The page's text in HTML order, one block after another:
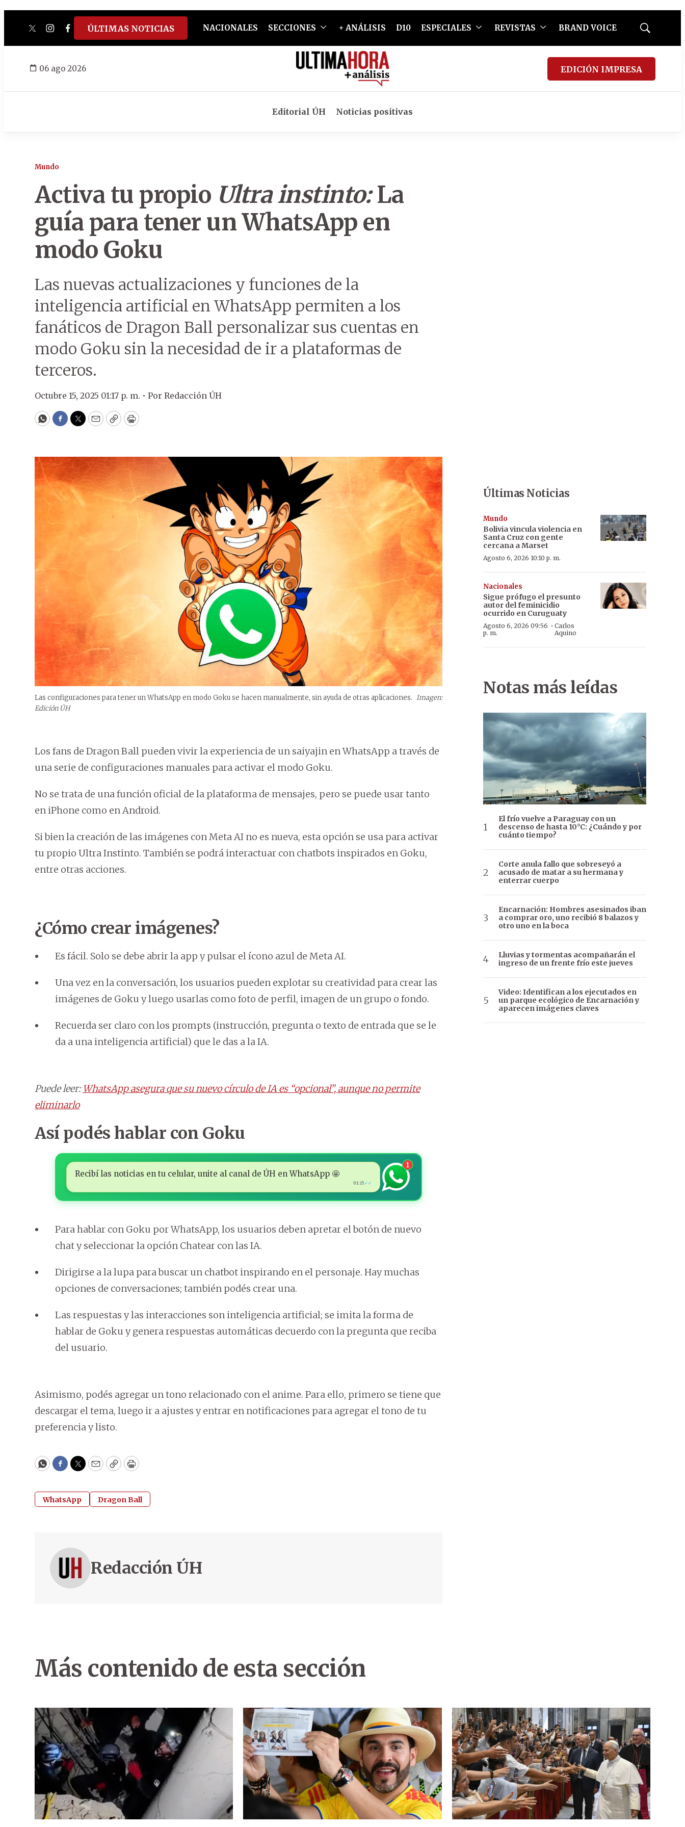
twitterinstagram
facebook
tiktokyoutube
spotify
ÚLTIMAS NOTICIAS NACIONALES SECCIONES + ANÁLISIS D10 ESPECIALES REVISTAS BRAND VOICE
Mostrar
06 ago 2026 EDICIÓN IMPRESA
Editorial ÚH Noticias positivas
Mundo
Activa tu propio Ultra instinto:La
guía para tener un WhatsApp en
modo Goku
Las nuevas actualizaciones y funciones de la
inteligencia artificial en WhatsApp permiten a los
fanáticos de Dragon Ball personalizar sus cuentas en
modo Goku sin la necesidad de ir a plataformas de
terceros.
Octubre 15, 2025 01:17 p. m. • Por Redacción ÚH
WhatsApp
Facebook
Twitter
EmailCopyPrint
Las configuraciones para tener un WhatsApp en modo Goku se hacen manualmente, sin ayuda de otras aplicaciones. Imagen:
Edición ÚH
Los fans de Dragon Ball pueden vivir la experiencia de un saiyajin en WhatsApp a través de
una serie de configuraciones manuales para activar el modo Goku.
No se trata de una función oficial de la plataforma de mensajes, pero se puede usar tanto
en iPhone como en Android.
Si bien la creación de las imágenes con Meta AI no es nueva, esta opción se usa para activar
tu propio Ultra Instinto. También se podrá interactuar con chatbots inspirados en Goku,
entre otras acciones.
¿Cómo crear imágenes?
Es fácil. Solo se debe abrir la app y pulsar el ícono azul de Meta AI.
Una vez en la conversación, los usuarios pueden explotar su creatividad para crear las
imágenes de Goku y luego usarlas como foto de perfil, imagen de un grupo o fondo.
Recuerda ser claro con los prompts (instrucción, pregunta o texto de entrada que se le
da a una inteligencia artificial) que le das a la IA.
Puede leer: WhatsApp asegura que su nuevo círculo de IA es “opcional”, aunque no permite
eliminarlo
Así podés hablar con Goku
Recibí las noticias en tu celular, unite al canal de ÚH en WhatsApp 🤩
01:15 ✓✓
1
Para hablar con Goku por WhatsApp, los usuarios deben apretar el botón de nuevo
chat y seleccionar la opción Chatear con las IA.
Dirigirse a la lupa para buscar un chatbot inspirando en el personaje. Hay muchas
opciones de conversaciones; también podés crear una.
Las respuestas y las interacciones son inteligencia artificial; se imita la forma de
hablar de Goku y genera respuestas automáticas decuerdo con la pregunta que reciba
del usuario.
Asimismo, podés agregar un tono relacionado con el anime. Para ello, primero se tiene que
descargar el tema, luego ir a ajustes y entrar en notificaciones para agregar el tono de tu
preferencia y listo.
WhatsApp
Facebook
Twitter
EmailCopyPrint
WhatsApp Dragon Ball
Redacción ÚH
Últimas Noticias
Mundo
Bolivia vincula violencia en
Santa Cruz con gente
cercana a Marset
Agosto 6, 2026 10:10 p. m.
Nacionales
Sigue prófugo el presunto
autor del feminicidio
ocurrido en Curuguaty
Agosto 6, 2026 09:56
p. m.
·Carlos
Aquino
Notas más leídas
El frío vuelve a Paraguay con un
descenso de hasta 10°C: ¿Cuándo y por
cuánto tiempo?
Corte anula fallo que sobreseyó a
acusado de matar a su hermana y
enterrar cuerpo
Encarnación: Hombres asesinados iban
a comprar oro, uno recibió 8 balazos y
otro uno en la boca
Lluvias y tormentas acompañarán el
ingreso de un frente frío este jueves
Video: Identifican a los ejecutados en
un parque ecológico de Encarnación y
aparecen imágenes claves
Más contenido de esta sección